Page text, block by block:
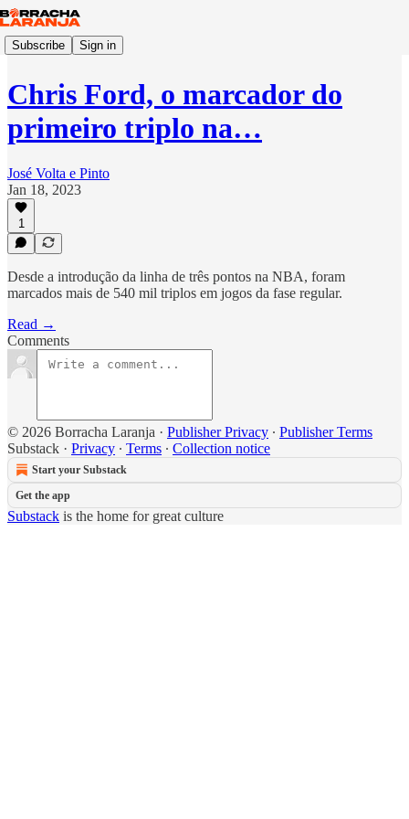
Subscribe Sign in
Chris Ford, o marcador do
primeiro triplo na…
José Volta e Pinto
Jan 18, 2023
1
Desde a introdução da linha de três pontos na NBA, foram
marcados mais de 540 mil triplos em jogos da fase regular.
Read →
Comments
© 2026 Borracha Laranja · Publisher Privacy ∙ Publisher Terms
Substack · Privacy ∙ Terms ∙ Collection notice
Start your Substack
Get the app
Substack is the home for great culture